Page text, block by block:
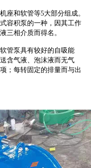
座和软管等5大部分组成。
容积泵的一种，因其工作
三相介质而得名。
软管泵具有较好的自吸能
含气液、泡沫液而无气
；每转固定的排量而与出